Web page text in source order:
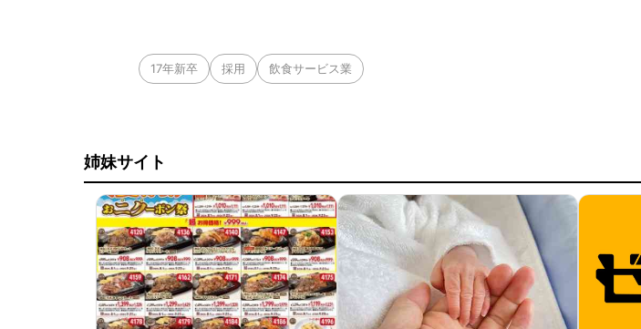
17年新卒 採用 飲食サービス業
姉妹サイト